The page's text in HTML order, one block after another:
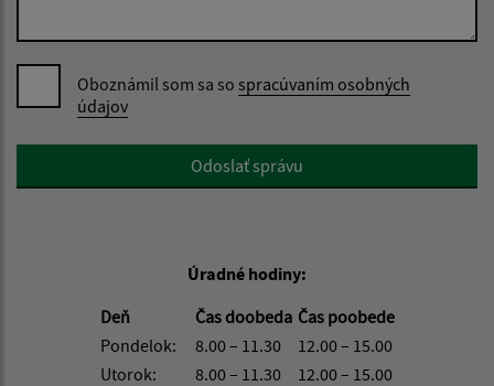
Oboznámil som sa so spracúvaním osobných
údajov
Google reCaptcha ResponseOdoslať správu
Úradné hodiny:
Deň
Čas doobeda Čas poobede
Pondelok:
8.00 – 11.30
12.00 – 15.00
Utorok:
8.00 – 11.30
12.00 – 15.00